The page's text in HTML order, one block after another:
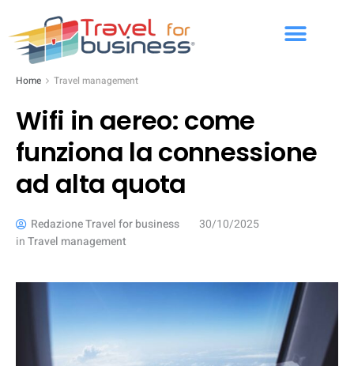
Home Travel management
Wifi in aereo: come
funziona la connessione
ad alta quota
Redazione Travel for business
30/10/2025
inTravel management